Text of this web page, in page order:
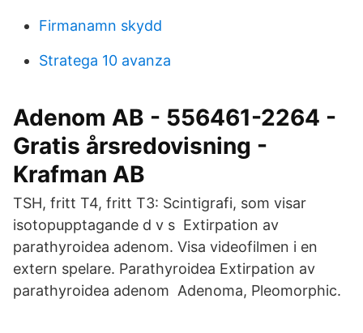
Firmanamn skydd
Stratega 10 avanza
Adenom AB - 556461-2264 -
Gratis årsredovisning -
Krafman AB
TSH, fritt T4, fritt T3: Scintigrafi, som visar
isotopupptagande d v s Extirpation av
parathyroidea adenom. Visa videofilmen i en
extern spelare. Parathyroidea Extirpation av
parathyroidea adenom Adenoma, Pleomorphic.